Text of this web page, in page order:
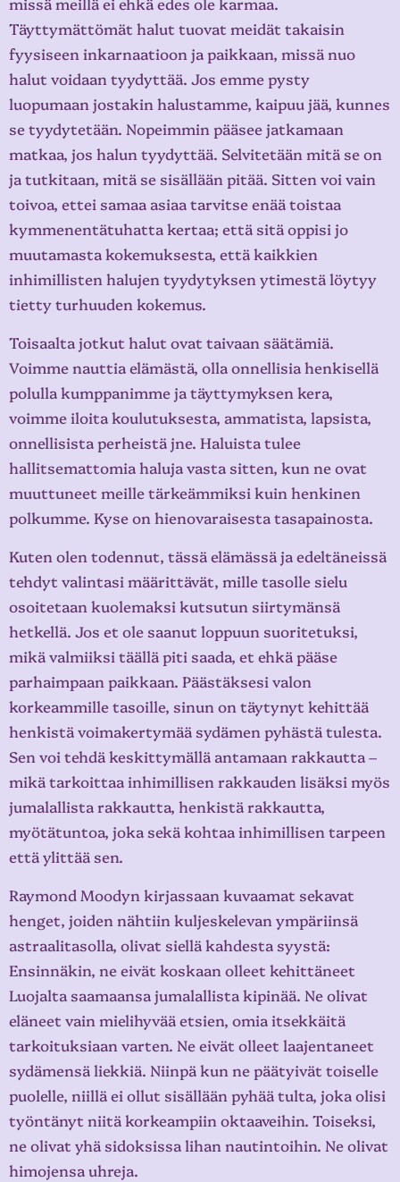
Täyttymättömät halut tuovat meidät takaisin
fyysiseen inkarnaatioon ja paikkaan, missä nuo
halut voidaan tyydyttää. Jos emme pysty
luopumaan jostakin halustamme, kaipuu jää, kunnes
se tyydytetään. Nopeimmin pääsee jatkamaan
matkaa, jos halun tyydyttää. Selvitetään mitä se on
ja tutkitaan, mitä se sisällään pitää. Sitten voi vain
toivoa, ettei samaa asiaa tarvitse enää toistaa
kymmenentätuhatta kertaa; että sitä oppisi jo
muutamasta kokemuksesta, että kaikkien
inhimillisten halujen tyydytyksen ytimestä löytyy
tietty turhuuden kokemus.
Toisaalta jotkut halut ovat taivaan säätämiä.
Voimme nauttia elämästä, olla onnellisia henkisellä
polulla kumppanimme ja täyttymyksen kera,
voimme iloita koulutuksesta, ammatista, lapsista,
onnellisista perheistä jne. Haluista tulee
hallitsemattomia haluja vasta sitten, kun ne ovat
muuttuneet meille tärkeämmiksi kuin henkinen
polkumme. Kyse on hienovaraisesta tasapainosta.
Kuten olen todennut, tässä elämässä ja edeltäneissä
tehdyt valintasi määrittävät, mille tasolle sielu
osoitetaan kuolemaksi kutsutun siirtymänsä
hetkellä. Jos et ole saanut loppuun suoritetuksi,
mikä valmiiksi täällä piti saada, et ehkä pääse
parhaimpaan paikkaan. Päästäksesi valon
korkeammille tasoille, sinun on täytynyt kehittää
henkistä voimakertymää sydämen pyhästä tulesta.
Sen voi tehdä keskittymällä antamaan rakkautta –
mikä tarkoittaa inhimillisen rakkauden lisäksi myös
jumalallista rakkautta, henkistä rakkautta,
myötätuntoa, joka sekä kohtaa inhimillisen tarpeen
että ylittää sen.
Raymond Moodyn kirjassaan kuvaamat sekavat
henget, joiden nähtiin kuljeskelevan ympäriinsä
astraalitasolla, olivat siellä kahdesta syystä:
Ensinnäkin, ne eivät koskaan olleet kehittäneet
Luojalta saamaansa jumalallista kipinää. Ne olivat
eläneet vain mielihyvää etsien, omia itsekkäitä
tarkoituksiaan varten. Ne eivät olleet laajentaneet
sydämensä liekkiä. Niinpä kun ne päätyivät toiselle
puolelle, niillä ei ollut sisällään pyhää tulta, joka olisi
työntänyt niitä korkeampiin oktaaveihin. Toiseksi,
ne olivat yhä sidoksissa lihan nautintoihin. Ne olivat
himojensa uhreja.